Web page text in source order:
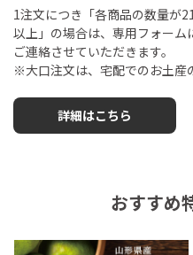
1注文につき「各商品の数量が
以上」の場合は、専用フォーム
ご連絡させていただきます。
※大口注文は、宅配でのお土産
詳細はこちら
おすすめ